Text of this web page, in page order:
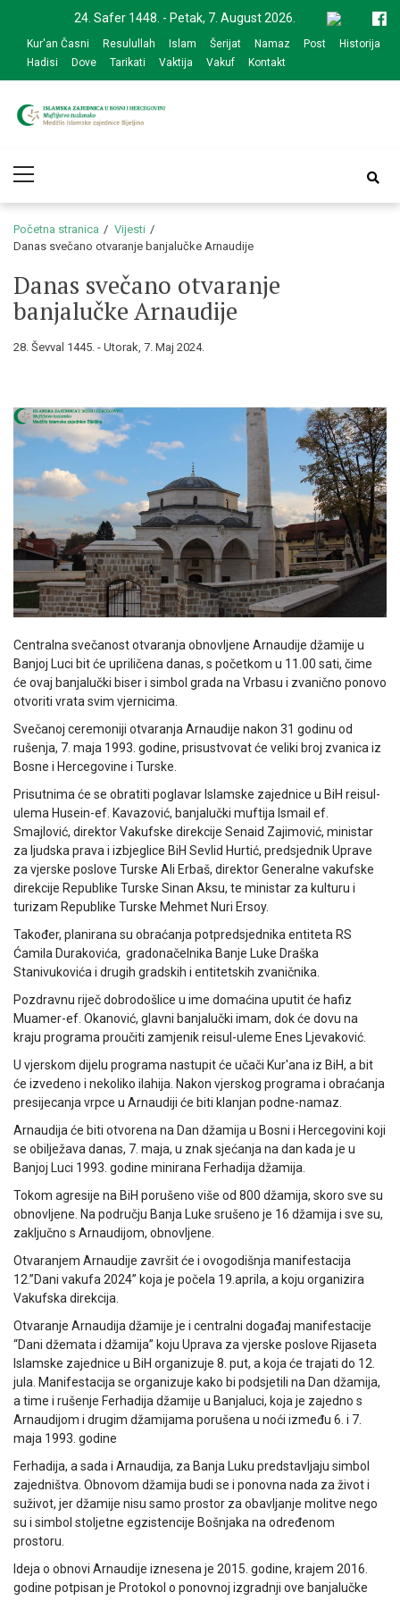
navigation
content
24. Safer 1448. - Petak, 7. August 2026.
Kur'an Časni Resulullah Islam Šerijat Namaz Post
Historija
Hadisi
Dove Tarikati Vaktija Vakuf Kontakt
zajednice Bijeljina
Menu
Početna stranica
Vijesti
Danas svečano otvaranje banjalučke Arnaudije
Danas svečano otvaranje
banjalučke Arnaudije
28. Ševval 1445. - Utorak, 7. Maj 2024.
Centralna svečanost otvaranja obnovljene Arnaudije džamije u
Banjoj Luci bit će upriličena danas, s početkom u 11.00 sati, čime
će ovaj banjalučki biser i simbol grada na Vrbasu i zvanično ponovo
otvoriti vrata svim vjernicima.
Svečanoj ceremoniji otvaranja Arnaudije nakon 31 godinu od
rušenja, 7. maja 1993. godine, prisustvovat će veliki broj zvanica iz
Bosne i Hercegovine i Turske.
Prisutnima će se obratiti poglavar Islamske zajednice u BiH reisul-
ulema Husein-ef. Kavazović, banjalučki muftija Ismail ef.
Smajlović, direktor Vakufske direkcije Senaid Zajimović, ministar
za ljudska prava i izbjeglice BiH Sevlid Hurtić, predsjednik Uprave
za vjerske poslove Turske Ali Erbaš, direktor Generalne vakufske
direkcije Republike Turske Sinan Aksu, te ministar za kulturu i
turizam Republike Turske Mehmet Nuri Ersoy.
Također, planirana su obraćanja potpredsjednika entiteta RS
Ćamila Durakovića, gradonačelnika Banje Luke Draška
Stanivukovića i drugih gradskih i entitetskih zvaničnika.
Pozdravnu riječ dobrodošlice u ime domaćina uputit će hafiz
Muamer-ef. Okanović, glavni banjalučki imam, dok će dovu na
kraju programa proučiti zamjenik reisul-uleme Enes Ljevaković.
U vjerskom dijelu programa nastupit će učači Kur'ana iz BiH, a bit
će izvedeno i nekoliko ilahija. Nakon vjerskog programa i obraćanja
presijecanja vrpce u Arnaudiji će biti klanjan podne-namaz.
Arnaudija će biti otvorena na Dan džamija u Bosni i Hercegovini koji
se obilježava danas, 7. maja, u znak sjećanja na dan kada je u
Banjoj Luci 1993. godine minirana Ferhadija džamija.
Tokom agresije na BiH porušeno više od 800 džamija, skoro sve su
obnovljene. Na području Banja Luke srušeno je 16 džamija i sve su,
zaključno s Arnaudijom, obnovljene.
Otvaranjem Arnaudije završit će i ovogodišnja manifestacija
12.”Dani vakufa 2024” koja je počela 19.aprila, a koju organizira
Vakufska direkcija.
Otvaranje Arnaudija džamije je i centralni događaj manifestacije
“Dani džemata i džamija” koju Uprava za vjerske poslove Rijaseta
Islamske zajednice u BiH organizuje 8. put, a koja će trajati do 12.
jula. Manifestacija se organizuje kako bi podsjetili na Dan džamija,
a time i rušenje Ferhadija džamije u Banjaluci, koja je zajedno s
Arnaudijom i drugim džamijama porušena u noći između 6. i 7.
maja 1993. godine
Ferhadija, a sada i Arnaudija, za Banja Luku predstavljaju simbol
zajedništva. Obnovom džamija budi se i ponovna nada za život i
suživot, jer džamije nisu samo prostor za obavljanje molitve nego
su i simbol stoljetne egzistencije Bošnjaka na određenom
prostoru.
Ideja o obnovi Arnaudije iznesena je 2015. godine, krajem 2016.
godine potpisan je Protokol o ponovnoj izgradnji ove banjalučke